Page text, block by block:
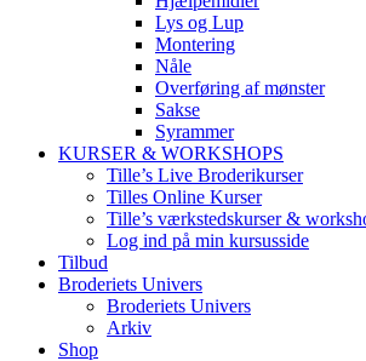
Lys og Lup
Montering
Nåle
Overføring af mønster
Sakse
Syrammer
KURSER & WORKSHOPS
Tille’s Live Broderikurser
Tilles Online Kurser
Tille’s værkstedskurser &
Log ind på min kursusside
Tilbud
Broderiets Univers
Broderiets Univers
Arkiv
Shop